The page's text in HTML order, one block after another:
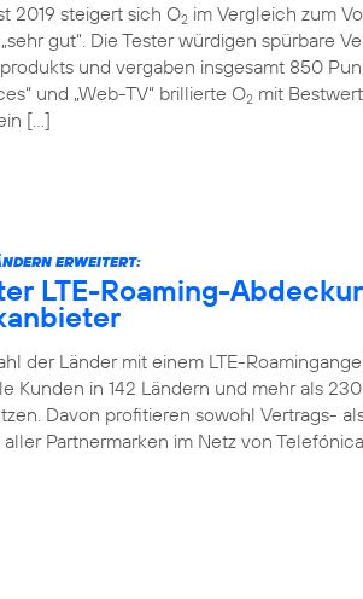
2019 steigert sich O2 im Vergleich zum
gut“. Die Tester würdigen spürbare
und vergaben insgesamt 850
und „Web-TV“ brillierte O2 mit
[…]
ERWEITERT:
LTE-Roaming-
der Länder mit einem LTE-
Kunden in 142 Ländern und mehr als
Davon profitieren sowohl Vertrags-
Partnermarken im Netz von